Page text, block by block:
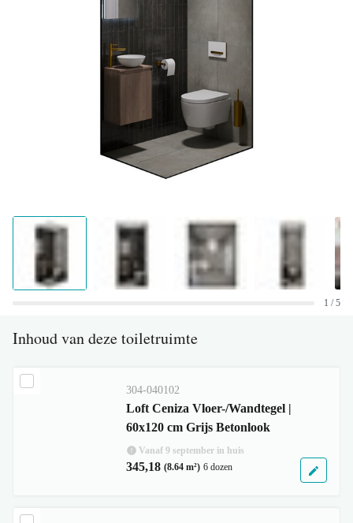
1 / 5
Inhoud van deze toiletruimte
304-040102
Loft Ceniza Vloer-/Wandtegel |
60x120 cm Grijs Betonlook
Vanaf 9 september in huis
345,18 (8.64 m²) 6 dozen